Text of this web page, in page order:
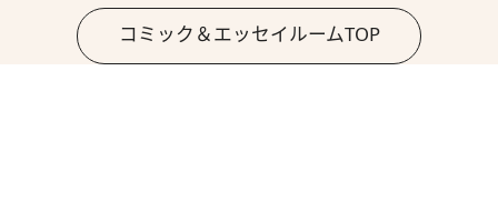
コミック＆エッセイルームTOP